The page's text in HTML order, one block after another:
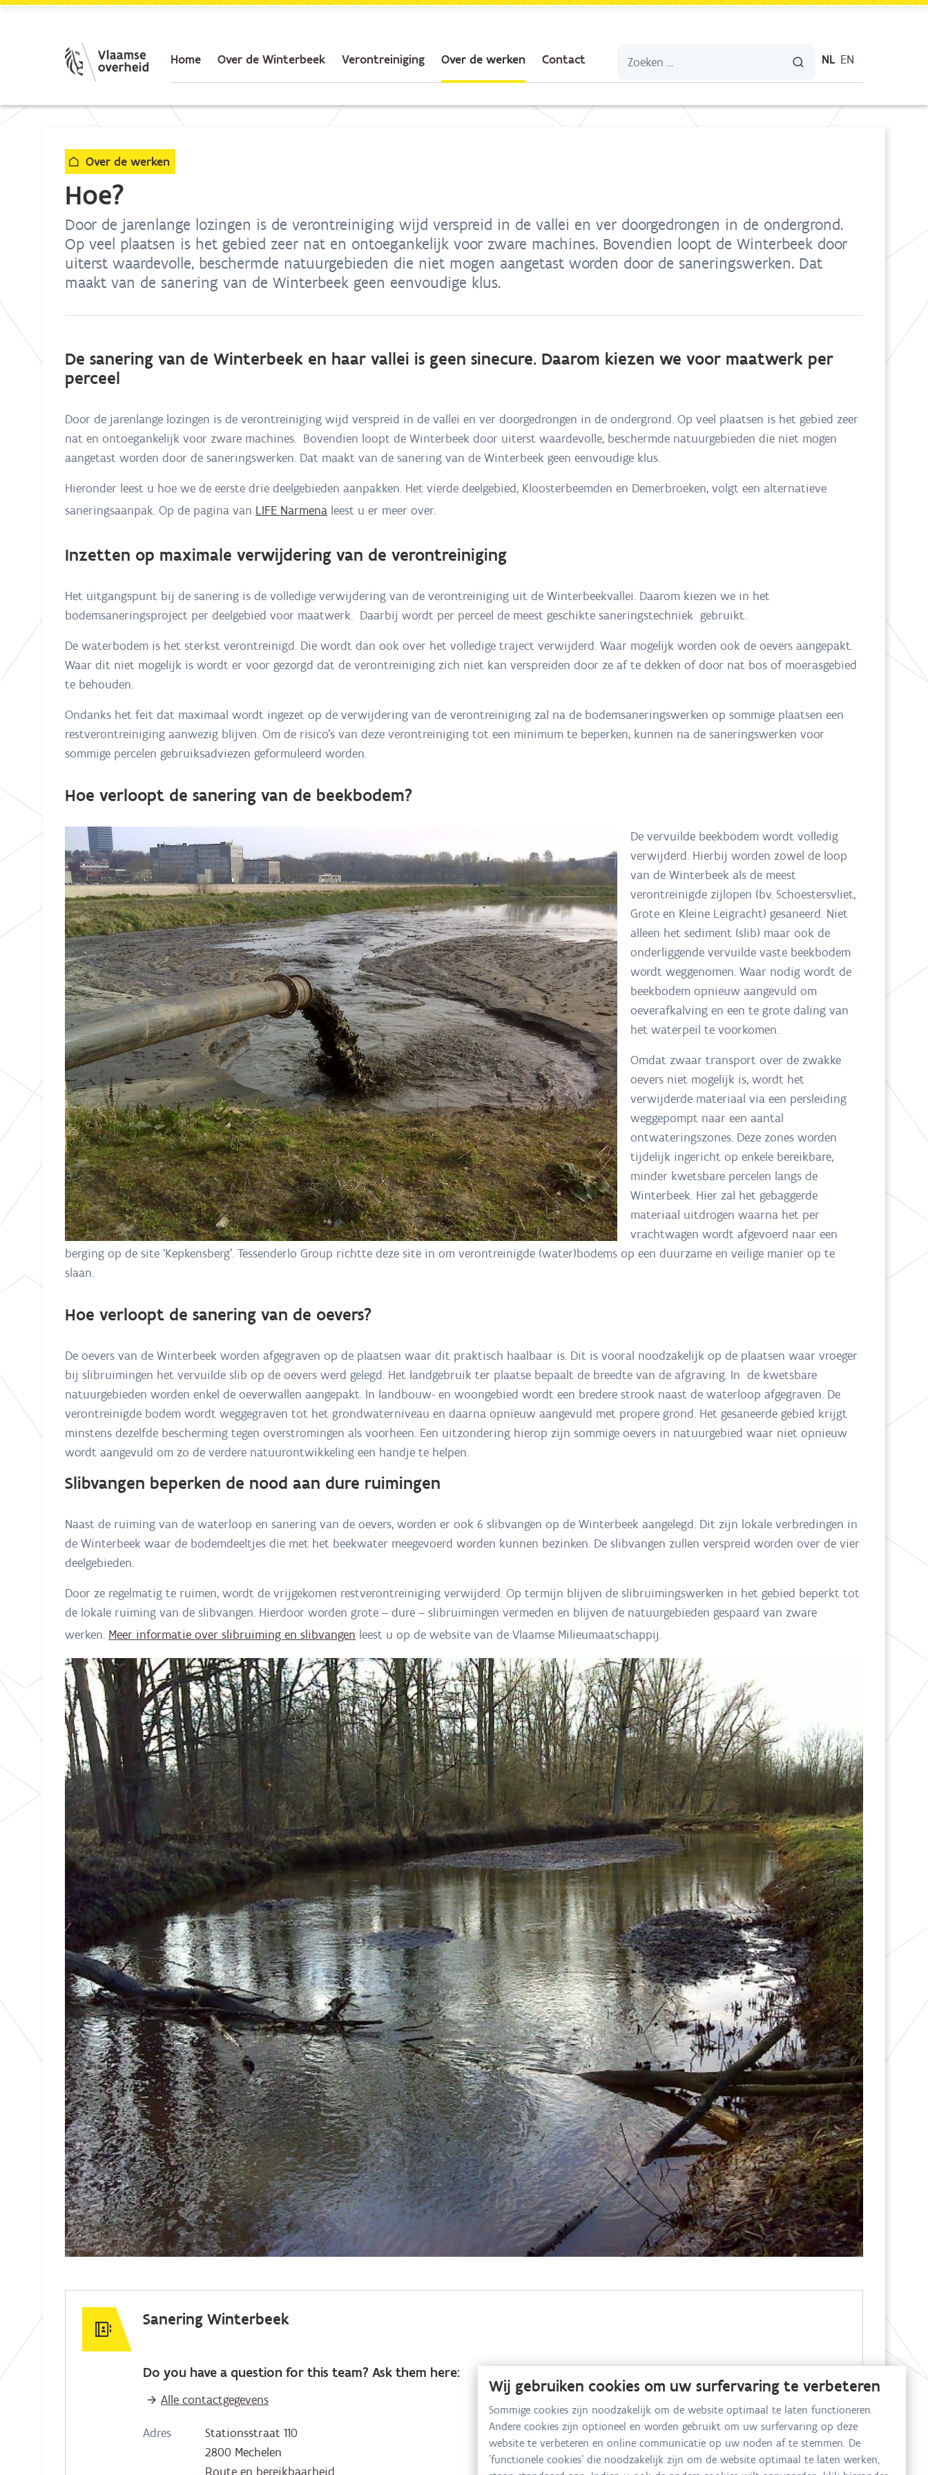
Home Over de Winterbeek Verontreiniging Over de werken Contact NL EN
Over de werken
Hoe?
Door de jarenlange lozingen is de verontreiniging wijd verspreid in de vallei en ver doorgedrongen in de ondergrond.
Op veel plaatsen is het gebied zeer nat en ontoegankelijk voor zware machines. Bovendien loopt de Winterbeek door
uiterst waardevolle, beschermde natuurgebieden die niet mogen aangetast worden door de saneringswerken. Dat
maakt van de sanering van de Winterbeek geen eenvoudige klus.
De sanering van de Winterbeek en haar vallei is geen sinecure. Daarom kiezen we voor maatwerk per
perceel
Door de jarenlange lozingen is de verontreiniging wijd verspreid in de vallei en ver doorgedrongen in de ondergrond. Op veel plaatsen is het gebied zeer
nat en ontoegankelijk voor zware machines. Bovendien loopt de Winterbeek door uiterst waardevolle, beschermde natuurgebieden die niet mogen
aangetast worden door de saneringswerken. Dat maakt van de sanering van de Winterbeek geen eenvoudige klus.
Hieronder leest u hoe we de eerste drie deelgebieden aanpakken. Het vierde deelgebied, Kloosterbeemden en Demerbroeken, volgt een alternatieve
saneringsaanpak. Op de pagina van LIFE Narmena leest u er meer over.
Inzetten op maximale verwijdering van de verontreiniging
Het uitgangspunt bij de sanering is de volledige verwijdering van de verontreiniging uit de Winterbeekvallei. Daarom kiezen we in het
bodemsaneringsproject per deelgebied voor maatwerk. Daarbij wordt per perceel de meest geschikte saneringstechniek gebruikt.
De waterbodem is het sterkst verontreinigd. Die wordt dan ook over het volledige traject verwijderd. Waar mogelijk worden ook de oevers aangepakt.
Waar dit niet mogelijk is wordt er voor gezorgd dat de verontreiniging zich niet kan verspreiden door ze af te dekken of door nat bos of moerasgebied
te behouden.
Ondanks het feit dat maximaal wordt ingezet op de verwijdering van de verontreiniging zal na de bodemsaneringswerken op sommige plaatsen een
restverontreiniging aanwezig blijven. Om de risico’s van deze verontreiniging tot een minimum te beperken, kunnen na de saneringswerken voor
sommige percelen gebruiksadviezen geformuleerd worden.
Hoe verloopt de sanering van de beekbodem?
De vervuilde beekbodem wordt volledig
verwijderd. Hierbij worden zowel de loop
van de Winterbeek als de meest
verontreinigde zijlopen (bv. Schoestersvliet,
Grote en Kleine Leigracht) gesaneerd. Niet
alleen het sediment (slib) maar ook de
onderliggende vervuilde vaste beekbodem
wordt weggenomen. Waar nodig wordt de
beekbodem opnieuw aangevuld om
oeverafkalving en een te grote daling van
het waterpeil te voorkomen.
Omdat zwaar transport over de zwakke
oevers niet mogelijk is, wordt het
verwijderde materiaal via een persleiding
weggepompt naar een aantal
ontwateringszones. Deze zones worden
tijdelijk ingericht op enkele bereikbare,
minder kwetsbare percelen langs de
Winterbeek. Hier zal het gebaggerde
materiaal uitdrogen waarna het per
vrachtwagen wordt afgevoerd naar een
berging op de site ‘Kepkensberg’. Tessenderlo Group richtte deze site in om verontreinigde (water)bodems op een duurzame en veilige manier op te
slaan.
Hoe verloopt de sanering van de oevers?
De oevers van de Winterbeek worden afgegraven op de plaatsen waar dit praktisch haalbaar is. Dit is vooral noodzakelijk op de plaatsen waar vroeger
bij slibruimingen het vervuilde slib op de oevers werd gelegd. Het landgebruik ter plaatse bepaalt de breedte van de afgraving. In de kwetsbare
natuurgebieden worden enkel de oeverwallen aangepakt. In landbouw- en woongebied wordt een bredere strook naast de waterloop afgegraven. De
verontreinigde bodem wordt weggegraven tot het grondwaterniveau en daarna opnieuw aangevuld met propere grond. Het gesaneerde gebied krijgt
minstens dezelfde bescherming tegen overstromingen als voorheen. Een uitzondering hierop zijn sommige oevers in natuurgebied waar niet opnieuw
wordt aangevuld om zo de verdere natuurontwikkeling een handje te helpen.
Slibvangen beperken de nood aan dure ruimingen
Naast de ruiming van de waterloop en sanering van de oevers, worden er ook 6 slibvangen op de Winterbeek aangelegd. Dit zijn lokale verbredingen in
de Winterbeek waar de bodemdeeltjes die met het beekwater meegevoerd worden kunnen bezinken. De slibvangen zullen verspreid worden over de vier
deelgebieden.
Door ze regelmatig te ruimen, wordt de vrijgekomen restverontreiniging verwijderd. Op termijn blijven de slibruimingswerken in het gebied beperkt tot
de lokale ruiming van de slibvangen. Hierdoor worden grote – dure – slibruimingen vermeden en blijven de natuurgebieden gespaard van zware
werken. Meer informatie over slibruiming en slibvangen leest u op de website van de Vlaamse Milieumaatschappij.
Sanering Winterbeek
Do you have a question for this team? Ask them here:
Alle contactgegevens
Adres
Stationsstraat 110
2800 Mechelen
Route en bereikbaarheid
Wij gebruiken cookies om uw surfervaring te verbeteren
Sommige cookies zijn noodzakelijk om de website optimaal te laten functioneren.
Andere cookies zijn optioneel en worden gebruikt om uw surfervaring op deze
website te verbeteren en online communicatie op uw noden af te stemmen. De
'functionele cookies' die noodzakelijk zijn om de website optimaal te laten werken,